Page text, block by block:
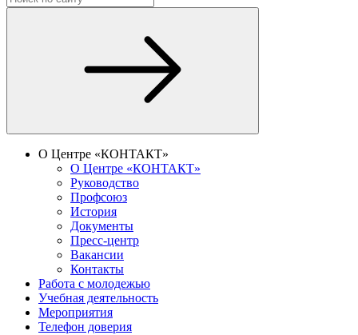
О Центре «КОНТАКТ»
О Центре «КОНТАКТ»
Руководство
Профсоюз
История
Документы
Пресс-центр
Вакансии
Контакты
Работа с молодежью
Учебная деятельность
Мероприятия
Телефон доверия